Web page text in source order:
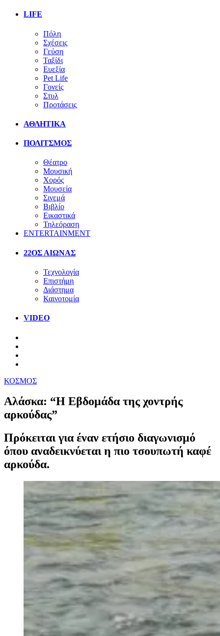
LIFE
Πόλη
Σχέσεις
Γεύση
Ταξίδι
Ευεξία
Pet Life
Γονείς
Στυλ
Προτάσεις
ΑΘΛΗΤΙΚΑ
ΠΟΛΙΤΣΜΟΣ
Θέατρο
Μουσική
Χορός
Μουσεία
Σινεμά
Βιβλίο
Εικαστικά
Τηλεόραση
ENTERTAINMENT
22ΟΣ ΑΙΩΝΑΣ
Τεχνολογία
Επιστήμη
Διάστημα
Καινοτομία
VIDEO
ΚΟΣΜΟΣ
Αλάσκα: “Η Εβδομάδα της χοντρής
αρκούδας”
Πρόκειται για έναν ετήσιο διαγωνισμό
όπου αναδεικνύεται η πιο τσουπωτή καφέ
αρκούδα.